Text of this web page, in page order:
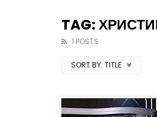
TAG:
1 POSTS
SORT BY: TITLE